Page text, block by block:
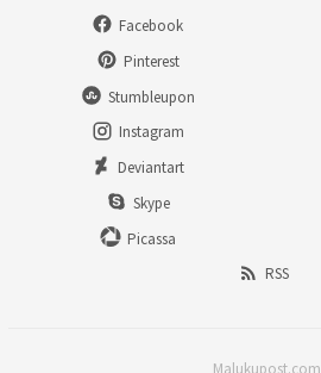
Facebook
Pinterest
Stumbleupon
Instagram
Deviantart
Skype
Picassa
RSS
Malukupost.com